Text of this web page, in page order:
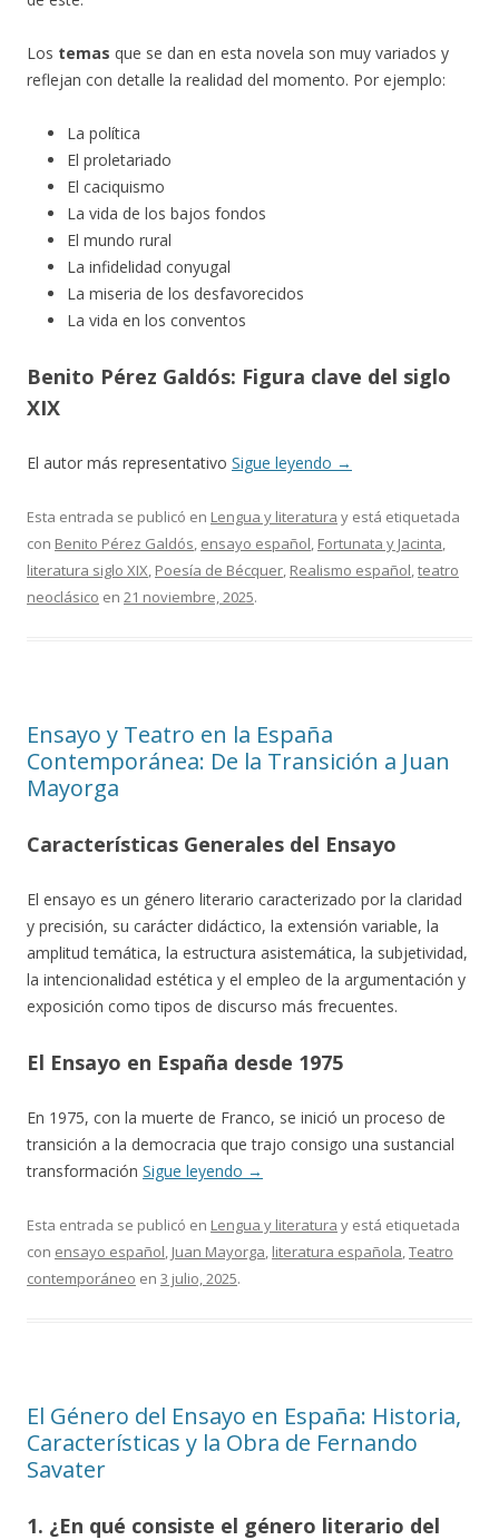
Los temas que se dan en esta novela son muy variados y
reflejan con detalle la realidad del momento. Por ejemplo:
La política
El proletariado
El caciquismo
La vida de los bajos fondos
El mundo rural
La infidelidad conyugal
La miseria de los desfavorecidos
La vida en los conventos
Benito Pérez Galdós: Figura clave del siglo
XIX
El autor más representativo Sigue leyendo →
Esta entrada se publicó en Lengua y literatura y está etiquetada
con Benito Pérez Galdós, ensayo español, Fortunata y Jacinta,
literatura siglo XIX, Poesía de Bécquer, Realismo español,teatro
neoclásico en 21 noviembre, 2025.
Ensayo y Teatro en la España
Contemporánea: De la Transición a Juan
Mayorga
Características Generales del Ensayo
El ensayo es un género literario caracterizado por la claridad
y precisión, su carácter didáctico, la extensión variable, la
amplitud temática, la estructura asistemática, la subjetividad,
la intencionalidad estética y el empleo de la argumentación y
exposición como tipos de discurso más frecuentes.
El Ensayo en España desde 1975
En 1975, con la muerte de Franco, se inició un proceso de
transición a la democracia que trajo consigo una sustancial
transformación Sigue leyendo →
Esta entrada se publicó en Lengua y literatura y está etiquetada
con ensayo español, Juan Mayorga, literatura española,Teatro
contemporáneo en 3 julio, 2025.
El Género del Ensayo en España: Historia,
Características y la Obra de Fernando
Savater
1. ¿En qué consiste el género literario del